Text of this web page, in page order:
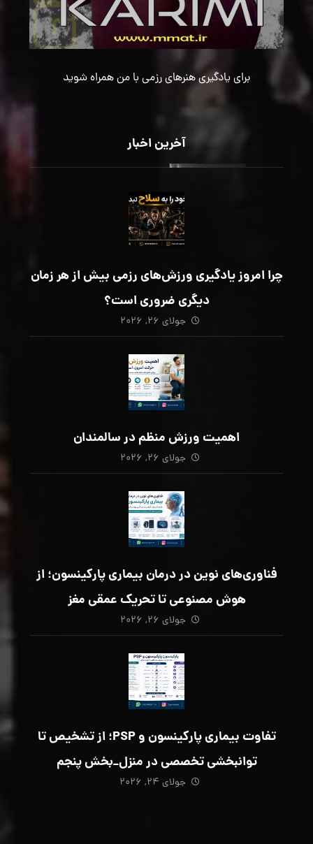
برای یادگیری هنرهای رزمی با من همراه شوید
آخرین اخبار
چرا امروز یادگیری ورزش‌های رزمی بیش از هر زمان
دیگری ضروری است؟
جولای ۲۶, ۲۰۲۶
اهمیت ورزش منظم در سالمندان
جولای ۲۶, ۲۰۲۶
فناوری‌های نوین در درمان بیماری پارکینسون؛ از
هوش مصنوعی تا تحریک عمقی مغز
جولای ۲۶, ۲۰۲۶
تفاوت بیماری پارکینسون و PSP؛ از تشخیص تا
توانبخشی تخصصی در منزل_بخش پنجم
جولای ۲۴, ۲۰۲۶